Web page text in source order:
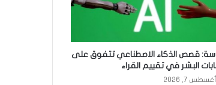
قصص الذكاء الاصطناعي تتفوق على
البشر في تقييم القراء
أغسطس 7, 2026